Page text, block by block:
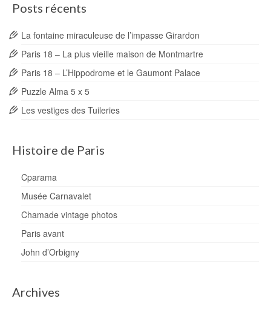
Posts récents
La fontaine miraculeuse de l’impasse Girardon
Paris 18 – La plus vieille maison de Montmartre
Paris 18 – L’Hippodrome et le Gaumont Palace
Puzzle Alma 5 x 5
Les vestiges des Tuileries
Histoire de Paris
Cparama
Musée Carnavalet
Chamade vintage photos
Paris avant
John d’Orbigny
Archives